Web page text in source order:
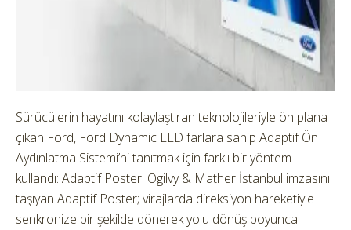
Sürücülerin hayatını kolaylaştıran teknolojileriyle ön plana
çıkan Ford, Ford Dynamic LED farlara sahip Adaptif Ön
Aydınlatma Sistemi’ni tanıtmak için farklı bir yöntem
kullandı: Adaptif Poster. Ogilvy & Mather İstanbul imzasını
taşıyan Adaptif Poster; virajlarda direksiyon hareketiyle
senkronize bir şekilde dönerek yolu dönüş boyunca